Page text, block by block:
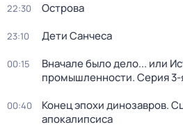
22:30 Острова
23:10 Дети Санчеса
00:15
Вначале было дело... или
промышленности. Серия 3-
00:40
Конец эпохи динозавров.
апокалипсиса